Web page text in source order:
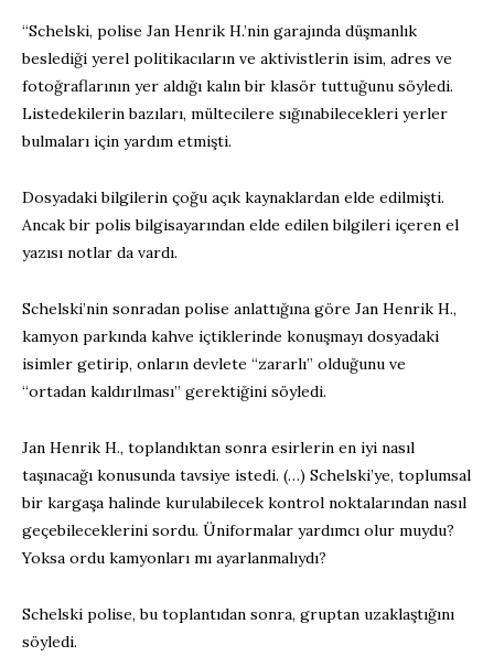
“Schelski, polise Jan Henrik H.’nin garajında düşmanlık
beslediği yerel politikacıların ve aktivistlerin isim, adres ve
fotoğraflarının yer aldığı kalın bir klasör tuttuğunu söyledi.
Listedekilerin bazıları, mültecilere sığınabilecekleri yerler
bulmaları için yardım etmişti.
Dosyadaki bilgilerin çoğu açık kaynaklardan elde edilmişti.
Ancak bir polis bilgisayarından elde edilen bilgileri içeren el
yazısı notlar da vardı.
Schelski’nin sonradan polise anlattığına göre Jan Henrik H.,
kamyon parkında kahve içtiklerinde konuşmayı dosyadaki
isimler getirip, onların devlete “zararlı” olduğunu ve
“ortadan kaldırılması” gerektiğini söyledi.
Jan Henrik H., toplandıktan sonra esirlerin en iyi nasıl
taşınacağı konusunda tavsiye istedi. (…) Schelski’ye, toplumsal
bir kargaşa halinde kurulabilecek kontrol noktalarından nasıl
geçebileceklerini sordu. Üniformalar yardımcı olur muydu?
Yoksa ordu kamyonları mı ayarlanmalıydı?
Schelski polise, bu toplantıdan sonra, gruptan uzaklaştığını
söyledi.